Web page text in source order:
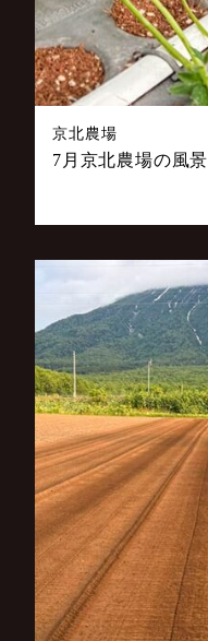
京北農場
7月京北農場の風景